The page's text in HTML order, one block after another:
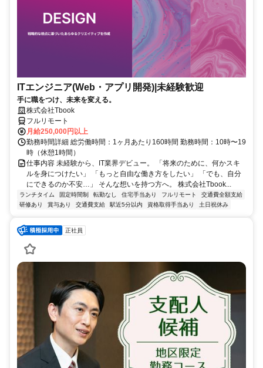
ITエンジニア(Web・アプリ開発)|未経験歓迎
手に職をつけ、未来を変える。
株式会社Tbook
フルリモート
月給250,000円以上
勤務時間詳細 総労働時間：1ヶ月あたり160時間 勤務時間：10時〜19
時（休憩1時間）
仕事内容 未経験から、IT業界デビュー。 「将来のために、何かスキ
ルを身につけたい」 「もっと自由な働き方をしたい」 「でも、自分
にできるのか不安…」 そんな想いを持つ方へ。 株式会社Tbook...
ランチタイム 固定時間制 転勤なし 住宅手当あり フルリモート
交通費全額支給
研修あり
賞与あり 交通費支給 駅近5分以内 資格取得手当あり 土日祝休み
正社員